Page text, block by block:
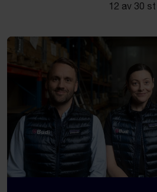
12 av 30 st